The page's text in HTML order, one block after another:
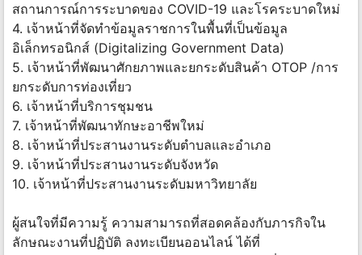
สถานการณ์การระบาดของ COVID-19 และโรคระบาดใหม่
4. เจ้าหน้าที่จัดทำข้อมูลราชการในพื้นที่เป็นข้อมูล
อิเล็กทรอนิกส์ (Digitalizing Government Data)
5. เจ้าหน้าที่พัฒนาศักยภาพและยกระดับสินค้า OTOP /การ
ยกระดับการท่องเที่ยว
6. เจ้าหน้าที่บริการชุมชน
7. เจ้าหน้าที่พัฒนาทักษะอาชีพใหม่
8. เจ้าหน้าที่ประสานงานระดับตำบลและอำเภอ
9. เจ้าหน้าที่ประสานงานระดับจังหวัด
10. เจ้าหน้าที่ประสานงานระดับมหาวิทยาลัย
ผู้สนใจที่มีความรู้ ความสามารถที่สอดคล้องกับภารกิจใน
ลักษณะงานที่ปฏิบัติ ลงทะเบียนออนไลน์ ได้ที่